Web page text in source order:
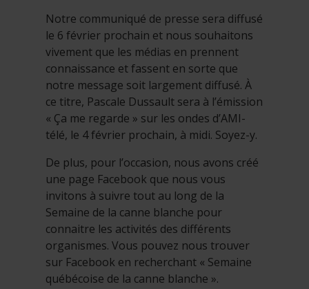
Notre communiqué de presse sera diffusé
le 6 février prochain et nous souhaitons
vivement que les médias en prennent
connaissance et fassent en sorte que
notre message soit largement diffusé. À
ce titre, Pascale Dussault sera à l’émission
« Ça me regarde » sur les ondes d’AMI-
télé, le 4 février prochain, à midi. Soyez-y.
De plus, pour l’occasion, nous avons créé
une page Facebook que nous vous
invitons à suivre tout au long de la
Semaine de la canne blanche pour
connaitre les activités des différents
organismes. Vous pouvez nous trouver
sur Facebook en recherchant « Semaine
québécoise de la canne blanche ».